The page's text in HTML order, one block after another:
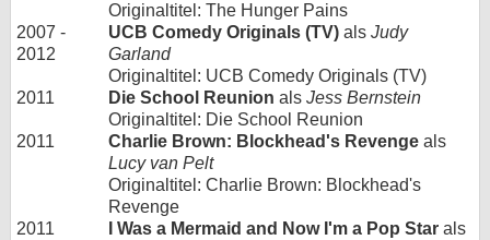
Originaltitel: The Hunger Pains
2007 -
2012
UCB Comedy Originals (TV) als Judy
Garland
Originaltitel: UCB Comedy Originals (TV)
2011
Die School Reunion als Jess Bernstein
Originaltitel: Die School Reunion
2011
Charlie Brown: Blockhead's Revenge als
Lucy van Pelt
Originaltitel: Charlie Brown: Blockhead's
Revenge
2011
I Was a Mermaid and Now I'm a Pop Star als